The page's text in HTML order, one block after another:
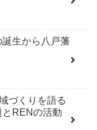
生から八戸藩
づくりを語る
RENの活動